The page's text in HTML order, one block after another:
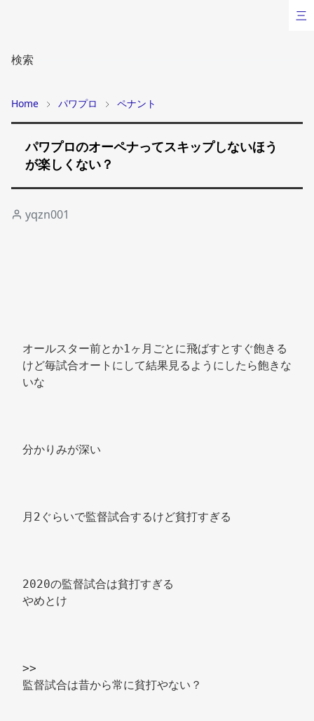
検索
Home パワプロ ペナント
パワプロのオーペナってスキップしないほう
が楽しくない？
yqzn001
オールスター前とか1ヶ月ごとに飛ばすとすぐ飽きる
けど毎試合オートにして結果見るようにしたら飽きな
いな
分かりみが深い
月2ぐらいで監督試合するけど貧打すぎる
2020の監督試合は貧打すぎる
やめとけ
>>
監督試合は昔から常に貧打やない？
三